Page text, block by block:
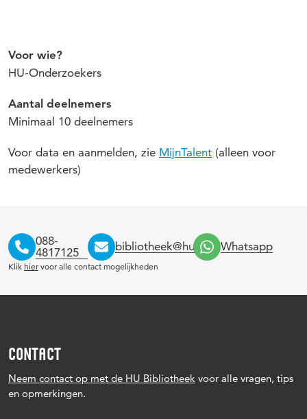
Voor wie?
HU-Onderzoekers
Aantal deelnemers
Minimaal 10 deelnemers
Voor data en aanmelden, zie MijnTalent (alleen voor
medewerkers)
088-
4817125
bibliotheek@hu.nl Whatsapp
Klik hier voor alle contact mogelijkheden
CONTACT
Neem contact op met de HU Bibliotheek voor alle vragen, tips
en opmerkingen.